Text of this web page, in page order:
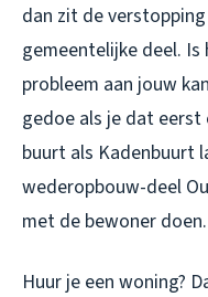
dan zit de
gemeentelijke deel.
probleem aan jouw
gedoe als je dat eerst
buurt als Kadenbuurt
wederopbouw-deel
met de bewoner doen.
Huur je een woning?